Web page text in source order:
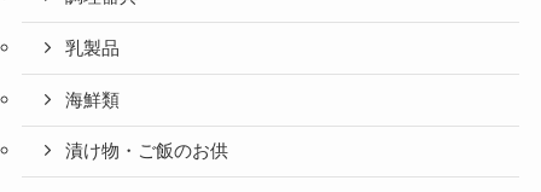
乳製品
海鮮類
漬け物・ご飯のお供